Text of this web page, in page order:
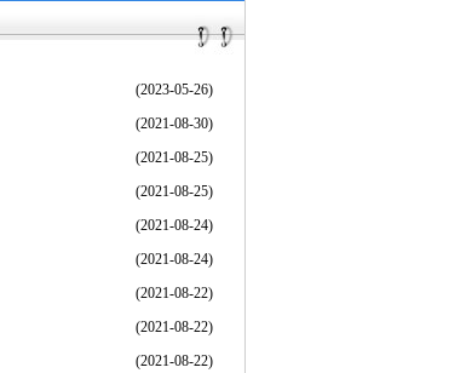
(2023-05-26)
(2021-08-30)
(2021-08-25)
(2021-08-25)
(2021-08-24)
(2021-08-24)
(2021-08-22)
(2021-08-22)
(2021-08-22)